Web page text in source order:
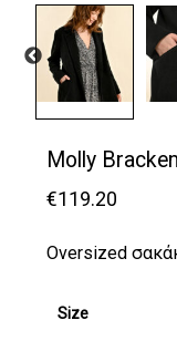
Molly
€119.20
Oversized
Size